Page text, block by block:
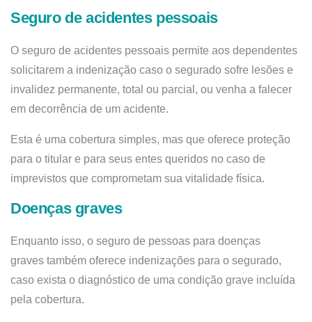
Seguro de acidentes pessoais
O seguro de acidentes pessoais permite aos dependentes
solicitarem a indenização caso o segurado sofre lesões e
invalidez permanente, total ou parcial, ou venha a falecer
em decorrência de um acidente.
Esta é uma cobertura simples, mas que oferece proteção
para o titular e para seus entes queridos no caso de
imprevistos que comprometam sua vitalidade física.
Doenças graves
Enquanto isso, o seguro de pessoas para doenças
graves também oferece indenizações para o segurado,
caso exista o diagnóstico de uma condição grave incluída
pela cobertura.